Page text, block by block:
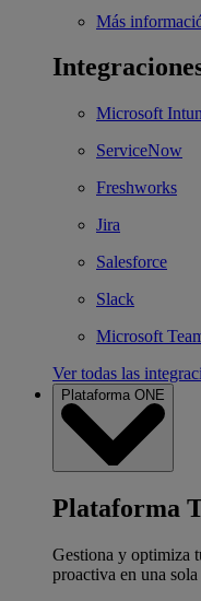
Más
Microsoft
ServiceNow
Freshworks
Jira
Salesforce
Slack
Microsoft
Ver todas las
Plataforma ONE
Plataforma
Gestiona y optimiza
proactiva en una